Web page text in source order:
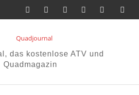
das kostenlose ATV und
Quadmagazin